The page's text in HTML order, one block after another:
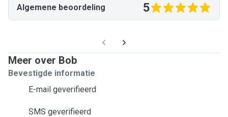
Algemene beoordeling 5
Meer over Bob
Bevestigde informatie
E-mail geverifieerd
SMS geverifieerd